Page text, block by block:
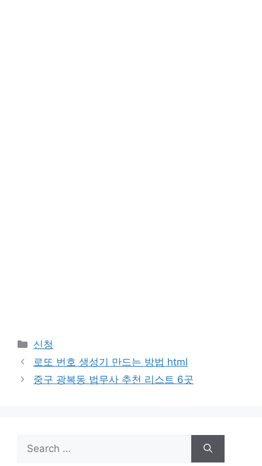
Categories
신청
로또 번호 생성기 만드는 방법 html
중구 광복동 법무사 추천 리스트 6곳
for: